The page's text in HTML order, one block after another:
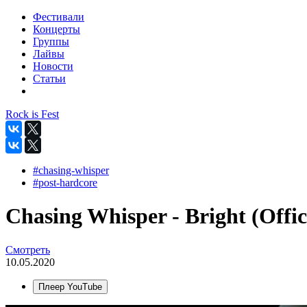
Фестивали
Концерты
Группы
Лайвы
Новости
Статьи
Rock is Fest
#chasing-whisper
#post-hardcore
Chasing Whisper - Bright
Смотреть
10.05.2020
Плеер YouTube